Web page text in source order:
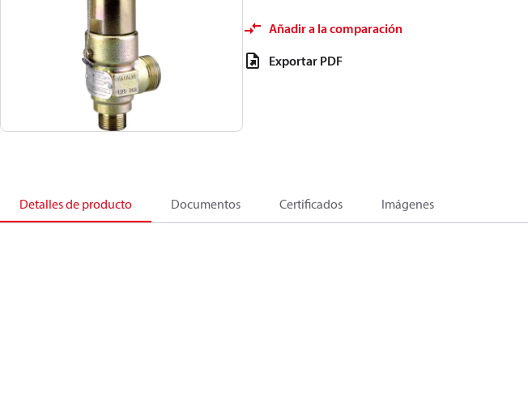
Añadir a la comparación
Exportar PDF
Detalles de producto Documentos Certificados Imágenes